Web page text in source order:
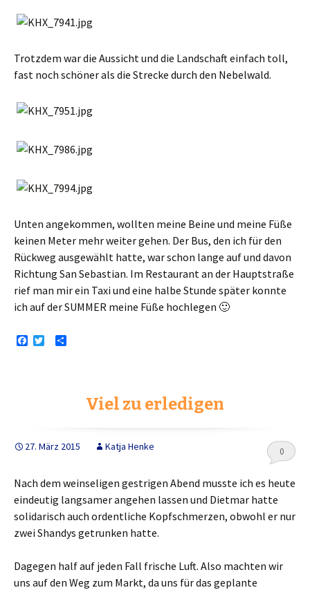
Trotzdem war die Aussicht und die Landschaft einfach toll,
fast noch schöner als die Strecke durch den Nebelwald.
Unten angekommen, wollten meine Beine und meine Füße
keinen Meter mehr weiter gehen. Der Bus, den ich für den
Rückweg ausgewählt hatte, war schon lange auf und davon
Richtung San Sebastian. Im Restaurant an der Hauptstraße
rief man mir ein Taxi und eine halbe Stunde später konnte
ich auf der SUMMER meine Füße hochlegen 🙂
Viel zu erledigen
27. März 2015 Katja Henke 0
Nach dem weinseligen gestrigen Abend musste ich es heute
eindeutig langsamer angehen lassen und Dietmar hatte
solidarisch auch ordentliche Kopfschmerzen, obwohl er nur
zwei Shandys getrunken hatte.
Dagegen half auf jeden Fall frische Luft. Also machten wir
uns auf den Weg zum Markt, da uns für das geplante